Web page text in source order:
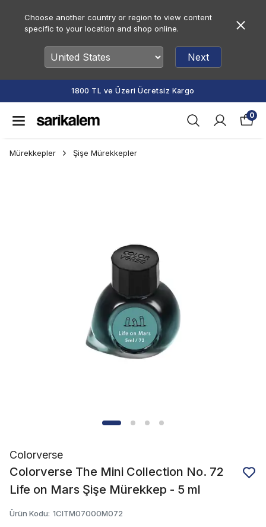
Choose another country or region to view content
specific to your location and shop online.
Next
1800 TL ve Üzeri Ücretsiz Kargo
0
Mürekkepler Şişe Mürekkepler
Colorverse
Colorverse The Mini Collection No. 72
Life on Mars Şişe Mürekkep - 5 ml
Ürün Kodu: 1CITM07000M072